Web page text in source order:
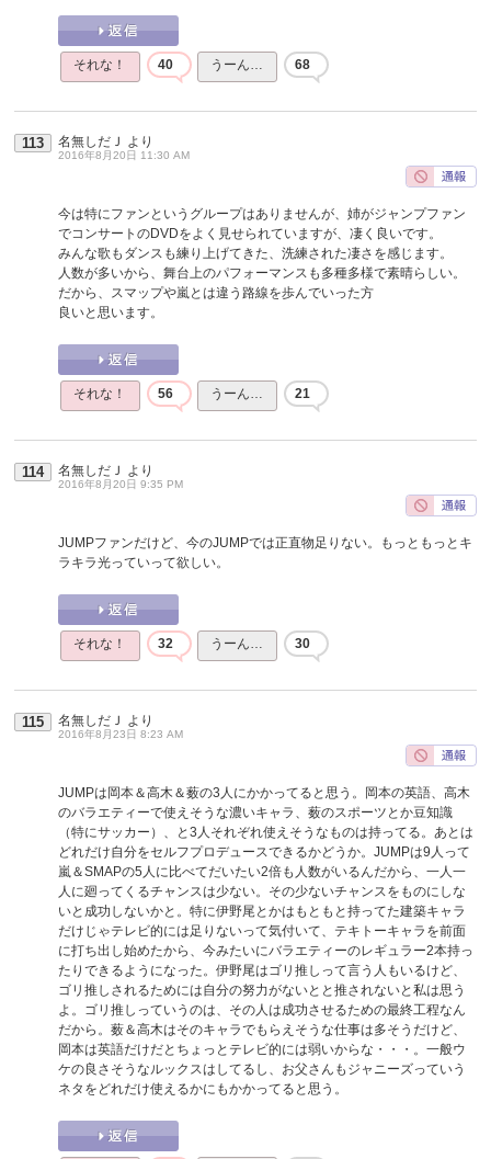
それな！ 40 うーん… 68
113 名無しだＪ より
2016年8月20日 11:30 AM
今は特にファンというグループはありませんが、姉がジャンプファン
でコンサートのDVDをよく見せられていますが、凄く良いです。
みんな歌もダンスも練り上げてきた、洗練された凄さを感じます。
人数が多いから、舞台上のパフォーマンスも多種多様で素晴らしい。
だから、スマップや嵐とは違う路線を歩んでいった方
良いと思います。
それな！ 56 うーん… 21
114 名無しだＪ より
2016年8月20日 9:35 PM
JUMPファンだけど、今のJUMPでは正直物足りない。もっともっとキ
ラキラ光っていって欲しい。
それな！ 32 うーん… 30
115 名無しだＪ より
2016年8月23日 8:23 AM
JUMPは岡本＆高木＆薮の3人にかかってると思う。岡本の英語、高木
のバラエティーで使えそうな濃いキャラ、薮のスポーツとか豆知識
（特にサッカー）、と3人それぞれ使えそうなものは持ってる。あとは
どれだけ自分をセルフプロデュースできるかどうか。JUMPは9人って
嵐＆SMAPの5人に比べてだいたい2倍も人数がいるんだから、一人一
人に廻ってくるチャンスは少ない。その少ないチャンスをものにしな
いと成功しないかと。特に伊野尾とかはもともと持ってた建築キャラ
だけじゃテレビ的には足りないって気付いて、テキトーキャラを前面
に打ち出し始めたから、今みたいにバラエティーのレギュラー2本持っ
たりできるようになった。伊野尾はゴリ推しって言う人もいるけど、
ゴリ推しされるためには自分の努力がないとと推されないと私は思う
よ。ゴリ推しっていうのは、その人は成功させるための最終工程なん
だから。薮＆高木はそのキャラでもらえそうな仕事は多そうだけど、
岡本は英語だけだとちょっとテレビ的には弱いからな・・・。一般ウ
ケの良さそうなルックスはしてるし、お父さんもジャニーズっていう
ネタをどれだけ使えるかにもかかってると思う。